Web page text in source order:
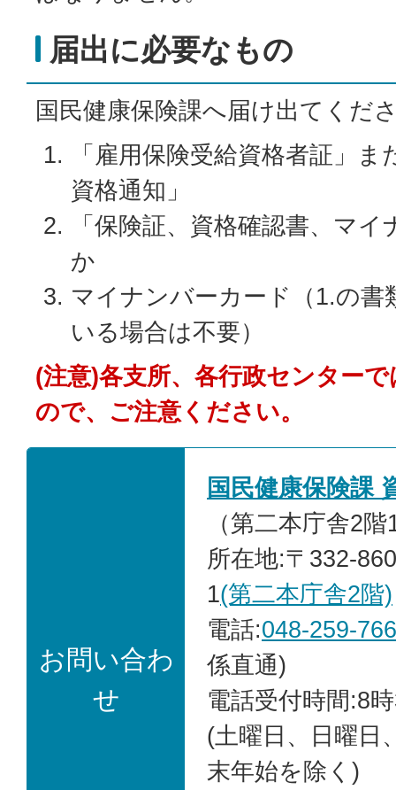
届出に必要なもの
国民健康保険課へ届け出てくだ
「雇用保険受給資格者証」
資格通知」
「保険証、資格確認書、マ
か
マイナンバーカード（1.の書
いる場合は不要）
(注意)各支所、各行政センター
ので、ご注意ください。
お問い合わ
せ
国民健康保険課
（第二本庁舎2
所在地:〒332-
1(第二本庁舎2階)
電話:048-259-
係直通)
電話受付時間:8
(土曜日、日曜日
末年始を除く)